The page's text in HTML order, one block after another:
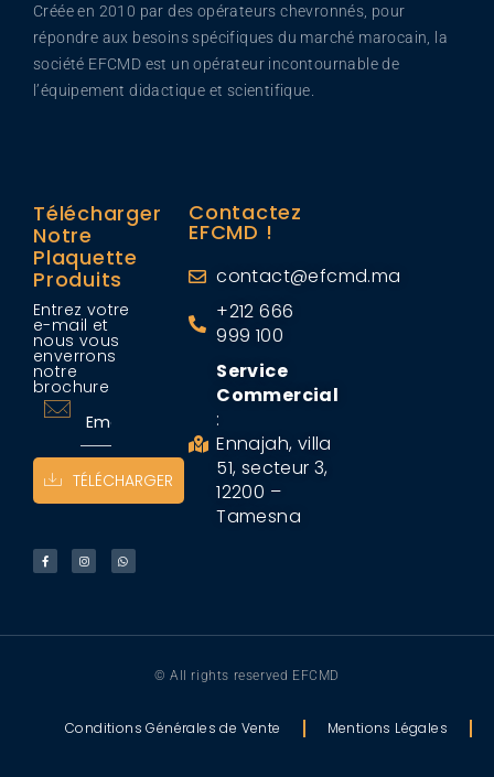
Créée en 2010 par des opérateurs chevronnés, pour
répondre aux besoins spécifiques du marché marocain, la
société EFCMD est un opérateur incontournable de
l’équipement didactique et scientifique.
Télécharger
Notre
Plaquette
Produits
Entrez votre
e-mail et
nous vous
enverrons
notre
brochure
TÉLÉCHARGER
Contactez
EFCMD !
contact@efcmd.ma
+212 666
999 100
Service
Commercial
:
Ennajah, villa
51, secteur 3,
12200 –
Tamesna
© All rights reserved EFCMD
Conditions Générales de Vente Mentions Légales